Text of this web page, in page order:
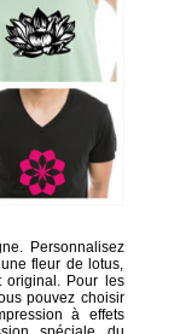
Personnalisez
fleur de lotus,
original. Pour les
pouvez choisir
à effets